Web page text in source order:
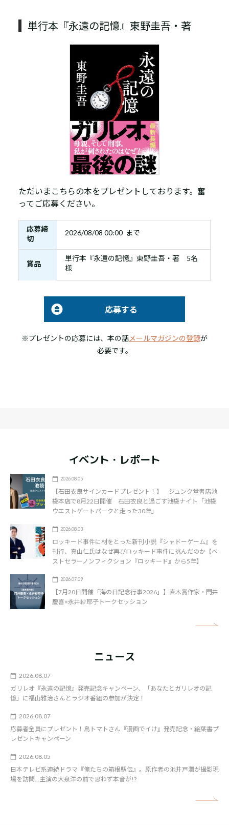
単行本『永遠の記憶』東野圭吾・著
ただいまこちらの本をプレゼントしております。奮
ってご応募ください。
応募締
切
2026/08/08 00:00 まで
賞品
単行本『永遠の記憶』東野圭吾・著 5名
様
応募する
※プレゼントの応募には、本の話メールマガジンの登録が
必要です。
イベント・レポート
2026.08.05
【石田衣良サインカードプレゼント！】 ジュンク堂書店池
袋本店で8月22日開催 石田衣良と過ごす池袋ナイト「池袋
ウエストゲートパークと走った30年」
2026.08.03
ロッキード事件に材をとった新刊小説『シャドーゲーム』を
刊行、真山仁氏はなぜ再びロッキード事件に挑んだのか【ベ
ストセラーノンフィクション『ロッキード』から5年】
2026.07.09
【7月20日開催「海の日記念行事2026」】直木賞作家・門井
慶喜×永井紗耶子トークセッション
ニュース
2026.08.07
ガリレオ『永遠の記憶』発売記念キャンペーン、「あなたとガリレオの記
憶」に福山雅治さんとラジオ番組の参加が決定！
2026.08.07
応募者全員にプレゼント！鳥トマトさん『漫画でイけ』発売記念・絵葉書プ
レゼントキャンペーン
2026.08.05
日本テレビ系連続ドラマ『俺たちの箱根駅伝』。原作者の池井戸潤が撮影現
場を訪問…主演の大泉洋の前で思わず本音が!?